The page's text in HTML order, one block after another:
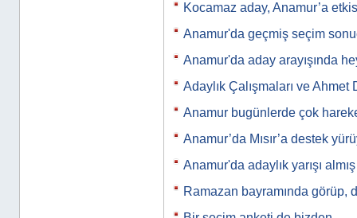
Kocamaz aday, Anamur’a
Anamur'da geçmiş seçim
Anamur'da aday arayışında
Adaylık Çalışmaları ve Ahmet
Anamur bugünlerde çok
Anamur’da Mısır’a destek
Anamur'da adaylık yarışı
Ramazan bayramında görüp,